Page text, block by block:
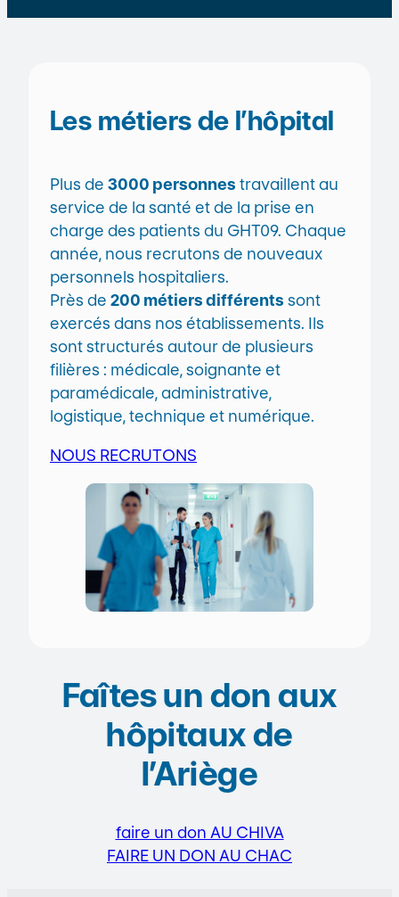
Les métiers de l’hôpital
Plus de 3000 personnes travaillent au
service de la santé et de la prise en
charge des patients du GHT09. Chaque
année, nous recrutons de nouveaux
personnels hospitaliers.
Près de 200 métiers différents sont
exercés dans nos établissements. Ils
sont structurés autour de plusieurs
filières : médicale, soignante et
paramédicale, administrative,
logistique, technique et numérique.
NOUS RECRUTONS
Faîtes un don aux
hôpitaux de
l’Ariège
faire un don AU CHIVA
FAIRE UN DON AU CHAC